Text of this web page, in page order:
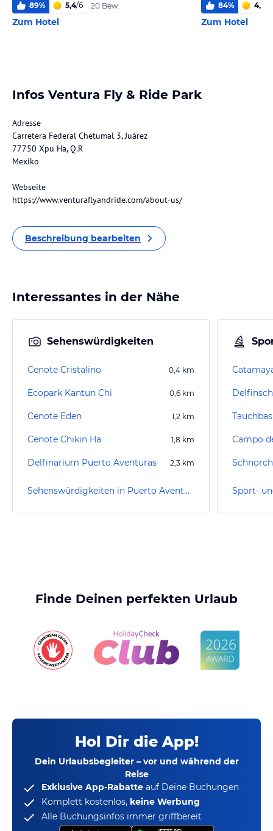
89% 5,4/6 20 Bew.
Zum Hotel
84% 4,5
Zum Hotel
Infos Ventura Fly & Ride Park
Adresse
Carretera Federal Chetumal 3, Juárez
77750 Xpu Ha, Q.R
Mexiko
Webseite
https://www.venturaflyandride.com/about-us/
Beschreibung bearbeiten
Interessantes in der Nähe
Sehenswürdigkeiten
Cenote Cristalino 0,4 km
Ecopark Kantun Chi 0,6 km
Cenote Eden 1,2 km
Cenote Chikin Ha 1,8 km
Delfinarium Puerto Aventuras 2,3 km
Sehenswürdigkeiten in Puerto Aventuras/Riviera Maya
Finde Deinen perfekten Urlaub
Hol Dir die App!
Dein Urlaubsbegleiter – vor und während der
Reise
Exklusive App-Rabatte auf Deine Buchungen
Komplett kostenlos, keine Werbung
Alle Buchungsinfos immer griffbereit